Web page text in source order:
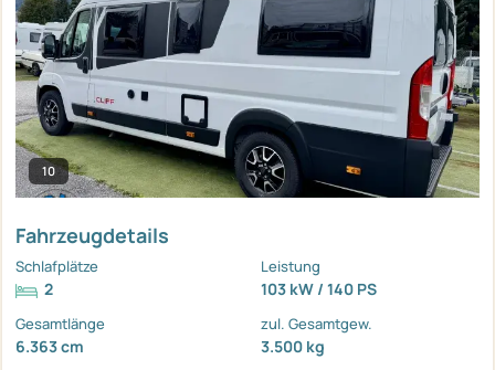
10
Fahrzeugdetails
Schlafplätze
2
Leistung
103 kW / 140 PS
Gesamtlänge
6.363 cm
zul. Gesamtgew.
3.500 kg